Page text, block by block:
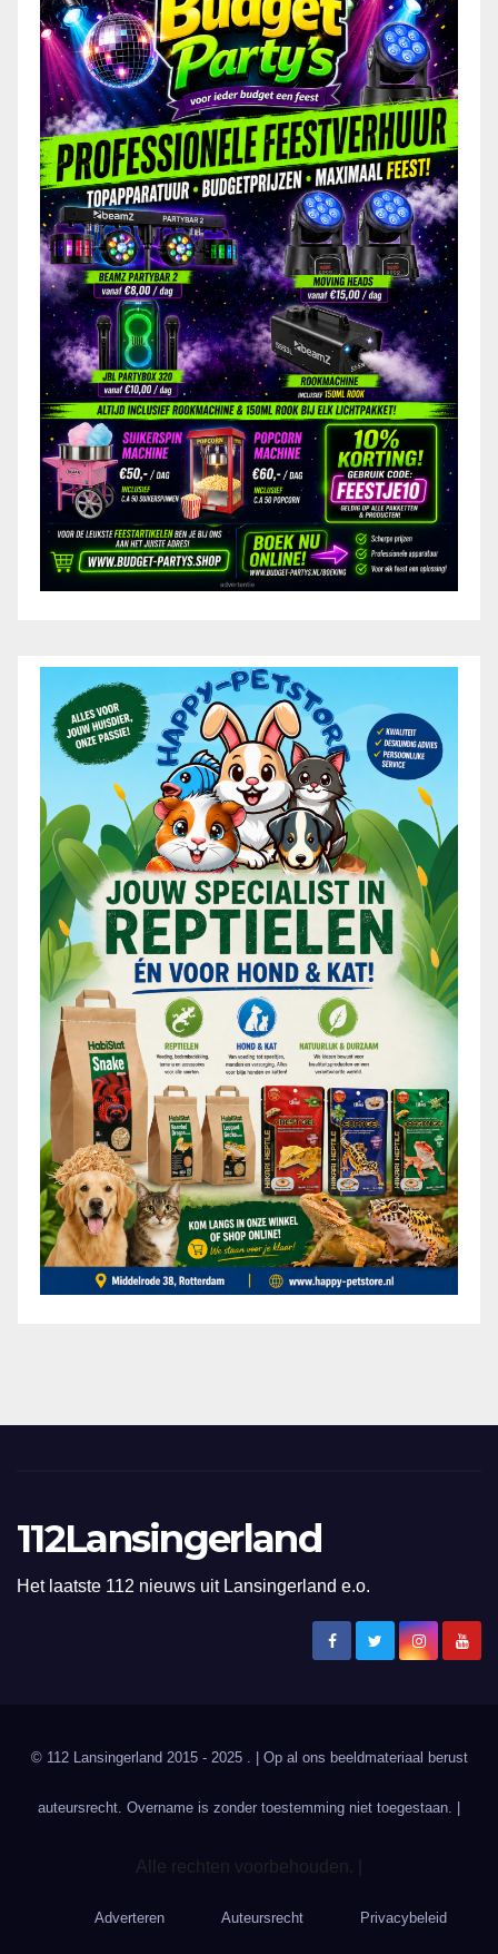
112Lansingerland
Het laatste 112 nieuws uit Lansingerland e.o.
© 112 Lansingerland 2015 - 2025 . | Op al ons beeldmateriaal berust
auteursrecht. Overname is zonder toestemming niet toegestaan. |
Alle rechten voorbehouden. |
Adverteren Auteursrecht Privacybeleid